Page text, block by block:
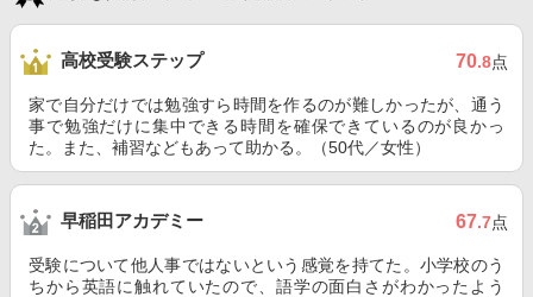
高校受験ステップ 70.8点
家で自分だけでは勉強すら時間を作るのが難しかったが、通う
事で勉強だけに集中できる時間を確保できているのが良かっ
た。また、補習などもあって助かる。（50代／女性）
早稲田アカデミー 67.7点
受験について他人事ではないという感覚を持てた。小学校のう
ちから英語に触れていたので、語学の面白さがわかったよう